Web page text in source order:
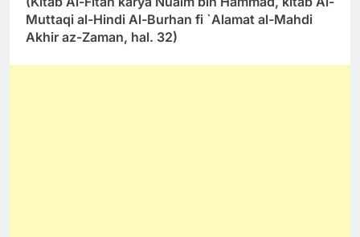
Muttaqi al-Hindi Al-Burhan fi `Alamat al-Mahdi
Akhir az-Zaman, hal. 32)